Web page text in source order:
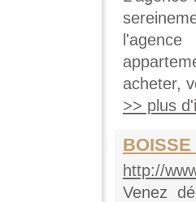
acheter,
>> plus
http://
Venez